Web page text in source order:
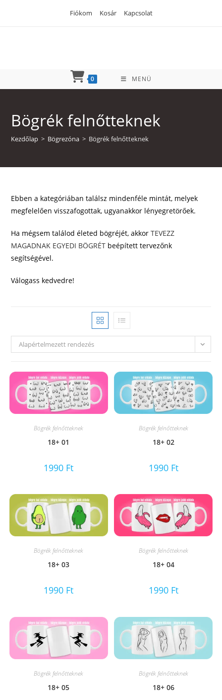
Fiókom Kosár Kapcsolat
0 MENÜ
Bögrék felnőtteknek
Kezdőlap > Bögrezóna > Bögrék felnőtteknek
Ebben a kategóriában találsz mindenféle mintát, melyek
megfelelően visszafogottak, ugyanakkor lényegretörőek.
Ha mégsem találod életed bögréjét, akkorTEVEZZ
MAGADNAK EGYEDI BÖGRÉT beépített tervezőnk
segítségével.
Válogass kedvedre!
Alapértelmezett rendezés
Bögrék felnőtteknek
18+ 01
1990 Ft
Bögrék felnőtteknek
18+ 02
1990 Ft
Bögrék felnőtteknek
18+ 03
1990 Ft
Bögrék felnőtteknek
18+ 04
1990 Ft
Bögrék felnőtteknek
18+ 05
Bögrék felnőtteknek
18+ 06